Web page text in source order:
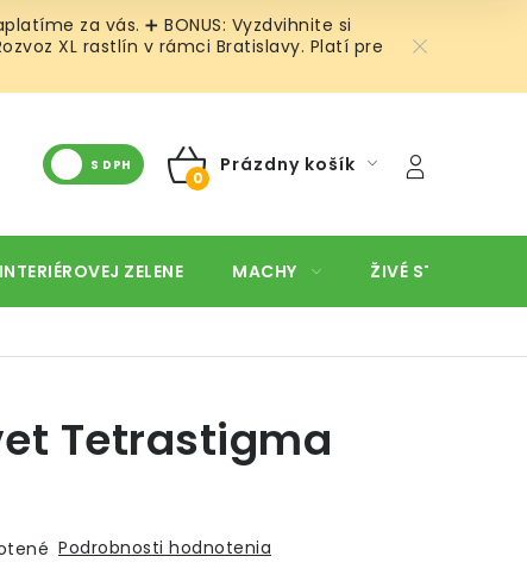
za vás. ➕ BONUS: Vyzdvihnite si
XL rastlín v rámci Bratislavy. Platí pre
S DPH
NÁKUPNÝ
Prázdny košík
ZELENE MACHY ŽIVÉ STENY
Tetrastigma
Podrobnosti hodnotenia